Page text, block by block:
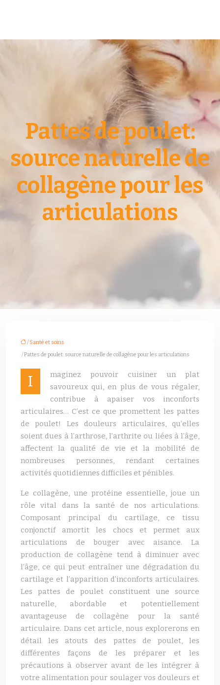
Pattes de poulet:
source naturelle de
collagène pour les
articulations
/Santé et soins
/ Pattes de poulet: source naturelle de collagène pour les articulations
I
maginez pouvoir cuisiner un plat
savoureux qui, en plus de vous régaler,
contribue à apaiser vos inconforts
articulaires… C’est ce que promettent les pattes
de poulet! Les douleurs articulaires, qu’elles
soient dues à l’arthrose, l’arthrite ou liées à l’âge,
affectent la qualité de vie et la mobilité de
nombreuses personnes, rendant certaines
activités quotidiennes difficiles et pénibles.
Le collagène, une protéine essentielle, joue un
rôle vital dans la santé de nos articulations.
Composant principal du cartilage, ce tissu
conjonctif amortit les chocs et permet aux
articulations de bouger avec aisance. La
production de collagène tend à diminuer avec
l’âge, ce qui peut entraîner une dégradation du
cartilage et l’apparition d’inconforts articulaires.
Les pattes de poulet constituent une source
naturelle, abordable et potentiellement
avantageuse de collagène pour la santé
articulaire. Dans cet article, nous explorerons en
détail les atouts des pattes de poulet, les
différentes façons de les préparer et les
précautions à observer avant de les intégrer à
votre alimentation pour soulager vos douleurs et